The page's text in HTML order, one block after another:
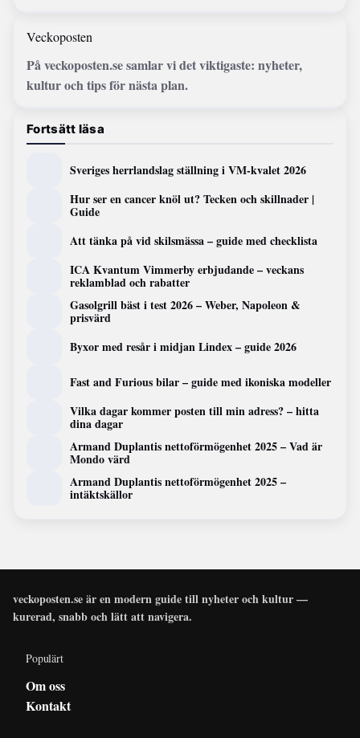
Veckoposten
På veckoposten.se samlar vi det viktigaste: nyheter,
kultur och tips för nästa plan.
Fortsätt läsa
Sveriges herrlandslag ställning i VM-kvalet 2026
Hur ser en cancer knöl ut? Tecken och skillnader |
Guide
Att tänka på vid skilsmässa – guide med checklista
ICA Kvantum Vimmerby erbjudande – veckans
reklamblad och rabatter
Gasolgrill bäst i test 2026 – Weber, Napoleon &
prisvärd
Byxor med resår i midjan Lindex – guide 2026
Fast and Furious bilar – guide med ikoniska modeller
Vilka dagar kommer posten till min adress? – hitta
dina dagar
Armand Duplantis nettoförmögenhet 2025 – Vad är
Mondo värd
Armand Duplantis nettoförmögenhet 2025 –
intäktskällor
veckoposten.se är en modern guide till nyheter och kultur —
kurerad, snabb och lätt att navigera.
Populärt
Om oss
Kontakt